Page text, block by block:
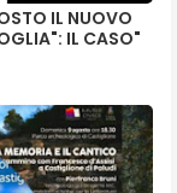
IL NUOVO
IL CASO"